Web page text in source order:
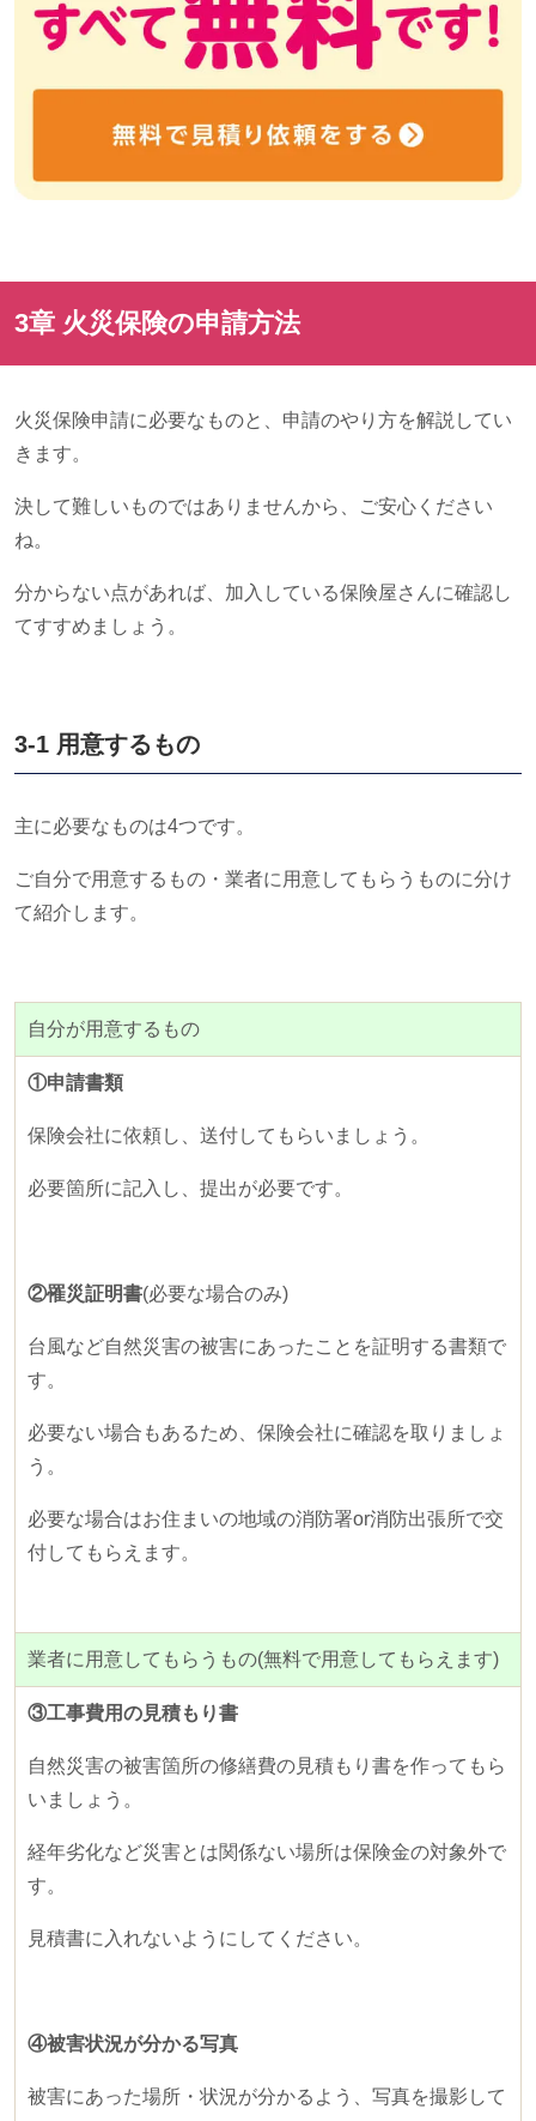
3章 火災保険の申請方法
火災保険申請に必要なものと、申請のやり方を解説してい
きます。
決して難しいものではありませんから、ご安心ください
ね。
分からない点があれば、加入している保険屋さんに確認し
てすすめましょう。
3-1 用意するもの
主に必要なものは4つです。
ご自分で用意するもの・業者に用意してもらうものに分け
て紹介します。
自分が用意するもの
①申請書類
保険会社に依頼し、送付してもらいましょう。
必要箇所に記入し、提出が必要です。
②罹災証明書(必要な場合のみ)
台風など自然災害の被害にあったことを証明する書類で
す。
必要ない場合もあるため、保険会社に確認を取りましょ
う。
必要な場合はお住まいの地域の消防署or消防出張所で交
付してもらえます。
業者に用意してもらうもの(無料で用意してもらえます)
③工事費用の見積もり書
自然災害の被害箇所の修繕費の見積もり書を作ってもら
いましょう。
経年劣化など災害とは関係ない場所は保険金の対象外で
す。
見積書に入れないようにしてください。
④被害状況が分かる写真
被害にあった場所・状況が分かるよう、写真を撮影して